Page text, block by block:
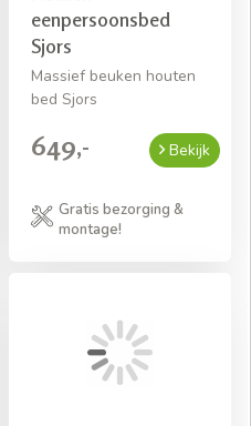
eenpersoonsbed
Sjors
Massief beuken houten
bed Sjors
649,- Bekijk
Gratis bezorging &
montage!